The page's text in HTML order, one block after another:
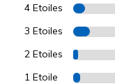
4 Etoiles
3 Etoiles
2 Etoiles
1 Etoile